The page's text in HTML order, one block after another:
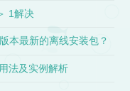
1解决
本最新的离线安装包？
法及实例解析